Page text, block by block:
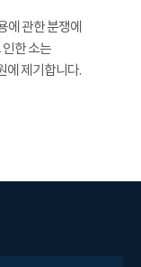
관한 분쟁에
한 소는
에 제기합니다.